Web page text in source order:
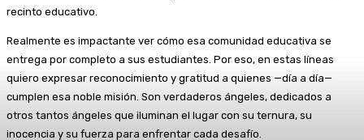
recinto educativo.
Realmente es impactante ver cómo esa comunidad educativa se
entrega por completo a sus estudiantes. Por eso, en estas líneas
quiero expresar reconocimiento y gratitud a quienes —día a día—
cumplen esa noble misión. Son verdaderos ángeles, dedicados a
otros tantos ángeles que iluminan el lugar con su ternura, su
inocencia y su fuerza para enfrentar cada desafío.